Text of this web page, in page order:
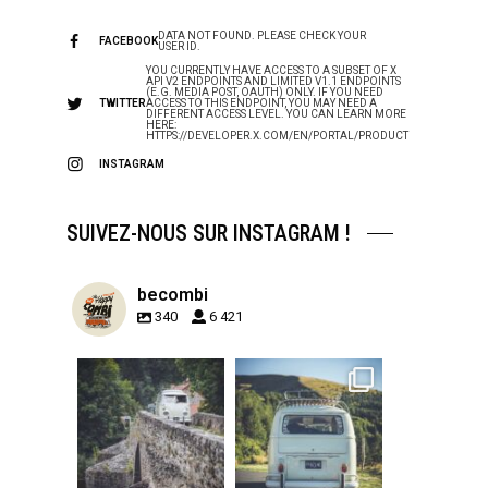
FACEBOOKDATA NOT FOUND. PLEASE CHECK YOUR
USER ID.
TWITTER
YOU CURRENTLY HAVE ACCESS TO A SUBSET OF X
API V2 ENDPOINTS AND LIMITED V1.1 ENDPOINTS
(E.G. MEDIA POST, OAUTH) ONLY. IF YOU NEED
ACCESS TO THIS ENDPOINT, YOU MAY NEED A
DIFFERENT ACCESS LEVEL. YOU CAN LEARN MORE
HERE:
HTTPS://DEVELOPER.X.COM/EN/PORTAL/PRODUCT
INSTAGRAM
SUIVEZ-NOUS SUR INSTAGRAM !
becombi
340 6 421
becombi
Sep 15
becombi
Sep 12